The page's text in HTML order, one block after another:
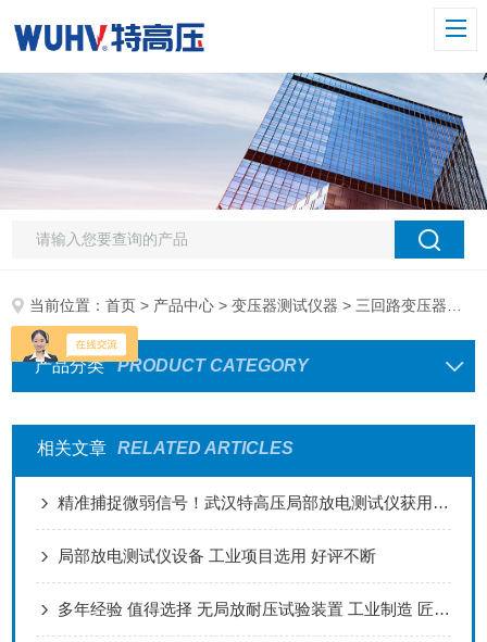
当前位置：首页 > 产品中心 >变压器测试仪器 > 三回路变压器直流电阻测试
产品分类 PRODUCT CATEGORY
相关文章 RELATED ARTICLES
精准捕捉微弱信号！武汉特高压局部放电测试仪获用户真实推荐
局部放电测试仪设备 工业项目选用 好评不断
多年经验 值得选择 无局放耐压试验装置 工业制造 匠心打造